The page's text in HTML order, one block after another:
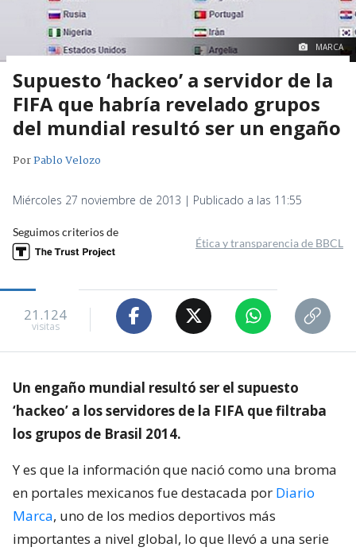
MARCA
Supuesto ‘hackeo’ a servidor de la
FIFA que habría revelado grupos
del mundial resultó ser un engaño
PorPablo Velozo
Miércoles 27 noviembre de 2013 | Publicado a las 11:55
Seguimos criterios de
Ética y transparencia de BBCL
21.124
visitas
Un engaño mundial resultó ser el supuesto
‘hackeo’ a los servidores de la FIFA que filtraba
los grupos de Brasil 2014.
Y es que la información que nació como una broma
en portales mexicanos fue destacada por Diario
Marca, uno de los medios deportivos más
importantes a nivel global, lo que llevó a una serie